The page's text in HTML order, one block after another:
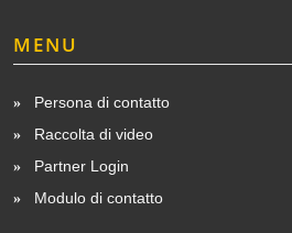
MENU
Persona di contatto
Raccolta di video
Partner Login
Modulo di contatto